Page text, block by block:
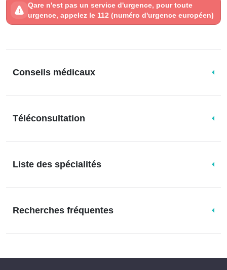
Qare n'est pas un service d'urgence, pour toute
urgence, appelez le 112 (numéro d'urgence européen)
Conseils médicaux
Téléconsultation
Liste des spécialités
Recherches fréquentes